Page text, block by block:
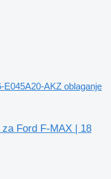
E045A20-AKZ oblaganje
Ford F-MAX | 18